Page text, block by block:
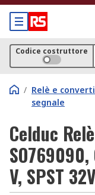
Codice costruttore
/ Relè e
segnale
Celduc
SO769090,
V, SPST 32V